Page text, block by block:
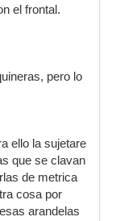
el frontal.
pero lo
ello la sujetare
que se clavan
de metrica
cosa por
arandelas